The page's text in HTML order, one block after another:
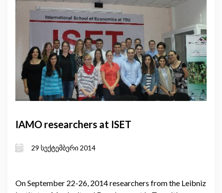
IAMO researchers at ISET
29 სექტემბერი 2014
On September 22-26, 2014 researchers from the Leibniz